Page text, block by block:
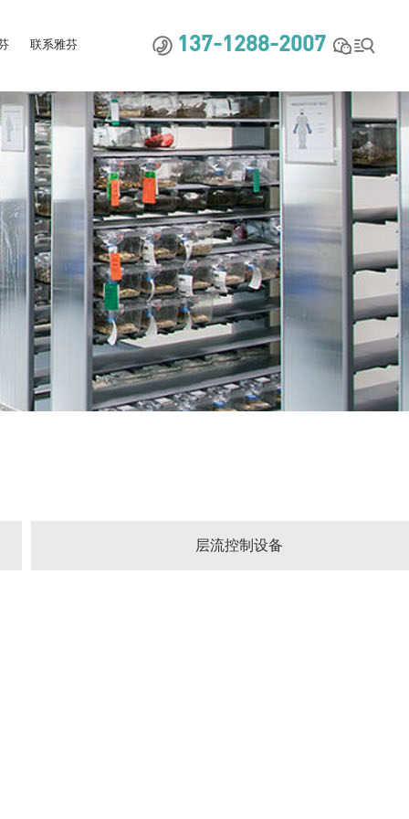
联系雅芬  137-1288-2007 
层流控制设备